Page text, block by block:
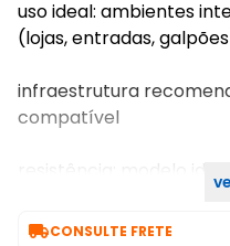
uso ideal: ambientes
(lojas, entradas,
infraestrutura
compatível
resistência: modelo
CONSULTE FRETE